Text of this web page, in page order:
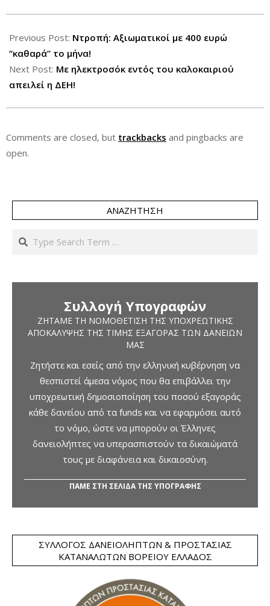
07-
10
Previous Post: Ντροπή: Αξιωματικοί με 400 ευρώ
“καθαρά” το μήνα!
Next Post: Με ηλεκτροσόκ εντός του καλοκαιριού
απειλεί η ΔΕΗ!
Comments are closed, but trackbacks and pingbacks are
open.
ΑΝΑΖΉΤΗΣΗ
Search
Συλλογή Υπογραφών
ΖΗΤΆΜΕ ΤΗ ΝΟΜΟΘΈΤΙΣΗ ΤΗΣ ΥΠΟΧΡΕΩΤΙΚΉΣ
ΑΠΟΚΆΛΥΨΗΣ ΤΗΣ ΤΙΜΉΣ ΕΞΑΓΟΡΆΣ ΤΩΝ ΔΑΝΕΊΩΝ
ΜΑΣ
Ζητήστε και εσείς από την ελληνική κυβέρνηση να
θεσπιστεί άμεσα νόμος που θα επιβάλλει την
υποχρεωτική δημοσιοποίηση του ποσού εξαγοράς
κάθε δανείου από τα funds και να εφαρμόσει αυτό
το νόμο, ώστε να μπορούν οι Έλληνες
δανειολήπτες να υπερασπιστούν τα δικαιώματά
τους με διαφάνεια και δικαιοσύνη.
ΠΑΜΕ ΣΤΗ ΣΕΛΙΔΑ ΤΗΣ ΥΠΟΓΡΑΦΗΣ
ΣΎΛΛΟΓΟΣ ΔΑΝΕΙΟΛΗΠΤΏΝ & ΠΡΟΣΤΑΣΊΑΣ
ΚΑΤΑΝΑΛΩΤΏΝ ΒΟΡΕΊΟΥ ΕΛΛΆΔΟΣ